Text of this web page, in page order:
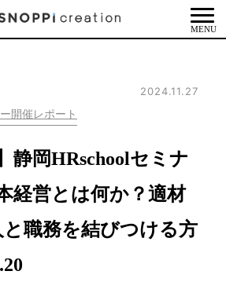
MENU
開催レポート
2024.11.27
静岡HRschoolセミナ
経営とは何か？適材
と職務を結びつける方